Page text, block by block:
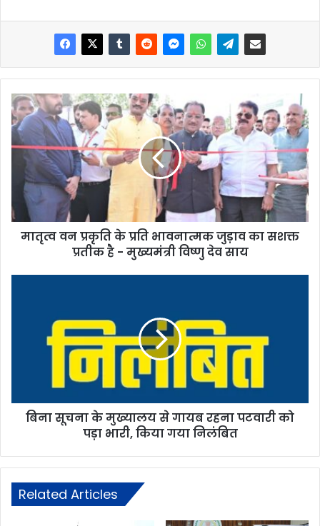
मातृत्व वन प्रकृति के प्रति भावनात्मक जुड़ाव का सशक्त
प्रतीक है - मुख्यमंत्री विष्णु देव साय
बिना सूचना के मुख्यालय से गायब रहना पटवारी को
पड़ा भारी, किया गया निलंबित
Related Articles